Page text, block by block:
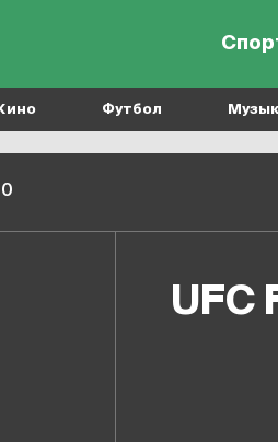
Кино Футбол